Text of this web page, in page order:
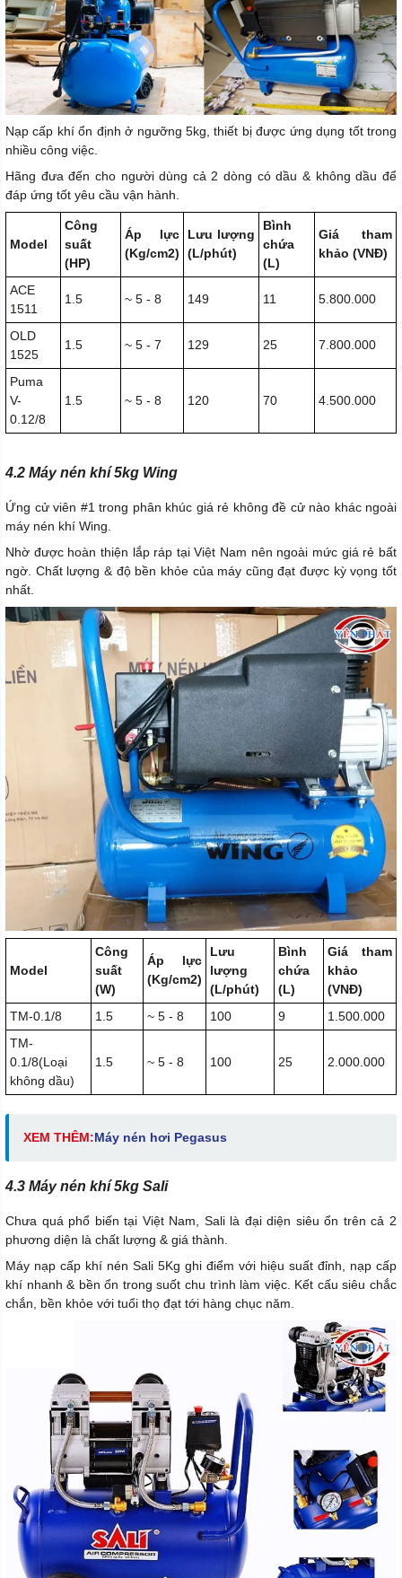
Nạp cấp khí ổn định ở ngưỡng 5kg, thiết bị được ứng dụng tốt trong
nhiều công việc.
Hãng đưa đến cho người dùng cả 2 dòng có dầu & không dầu để
đáp ứng tốt yêu cầu vận hành.
Model
Công
suất
(HP)
Áp lực
(Kg/cm2)
Lưu lượng
(L/phút)
Bình
chứa
(L)
Giá tham
khảo (VNĐ)
ACE
1511
1.5 ~ 5 - 8 149 11 5.800.000
OLD
1525
1.5 ~ 5 - 7 129 25 7.800.000
Puma
V-
0.12/8
1.5 ~ 5 - 8 120 70 4.500.000
4.2 Máy nén khí 5kg Wing
Ứng cử viên #1 trong phân khúc giá rẻ không đề cử nào khác ngoài
máy nén khí Wing.
Nhờ được hoàn thiện lắp ráp tại Việt Nam nên ngoài mức giá rẻ bất
ngờ. Chất lượng & độ bền khỏe của máy cũng đạt được kỳ vọng tốt
nhất.
Model
Công
suất
(W)
Áp lực
(Kg/cm2)
Lưu
lượng
(L/phút)
Bình
chứa
(L)
Giá tham
khảo
(VNĐ)
TM-0.1/8
1.5 ~ 5 - 8 100 9
1.500.000
TM-
0.1/8(Loại
không dầu)
1.5 ~ 5 - 8 100 25 2.000.000
XEM THÊM:Máy nén hơi Pegasus
4.3 Máy nén khí 5kg Sali
Chưa quá phổ biến tại Việt Nam, Sali là đại diện siêu ổn trên cả 2
phương diện là chất lượng & giá thành.
Máy nạp cấp khí nén Sali 5Kg ghi điểm với hiệu suất đỉnh, nạp cấp
khí nhanh & bền ổn trong suốt chu trình làm việc. Kết cấu siêu chắc
chắn, bền khỏe với tuổi thọ đạt tới hàng chục năm.